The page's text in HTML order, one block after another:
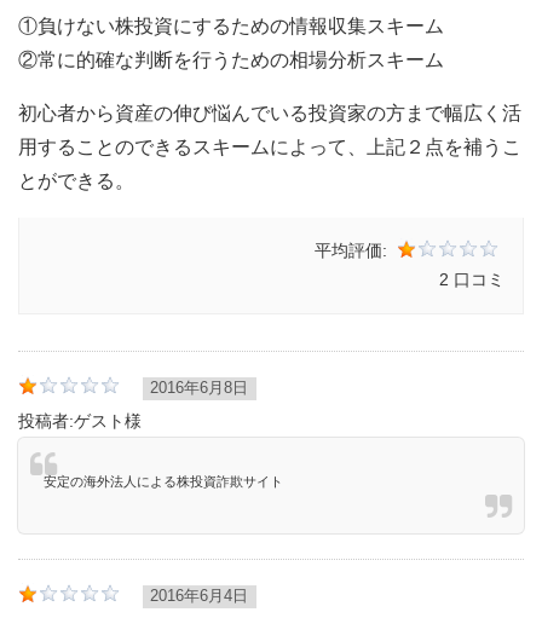
①負けない株投資にするための情報収集スキーム
②常に的確な判断を行うための相場分析スキーム
初心者から資産の伸び悩んでいる投資家の方まで幅広く活
用することのできるスキームによって、上記２点を補うこ
とができる。
平均評価:
2 口コミ
2016年6月8日
投稿者:ゲスト様
安定の海外法人による株投資詐欺サイト
2016年6月4日